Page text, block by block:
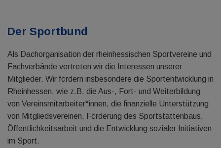
Der Sportbund
Als Dachorganisation der rheinhessischen Sportvereine und
Fachverbände vertreten wir die Interessen unserer
Mitglieder. Wir fördern insbesondere die Sportentwicklung in
Rheinhessen, wie z.B. die Aus-, Fort- und Weiterbildung
von Vereinsmitarbeiter*innen, die finanzielle Unterstützung
von Mitgliedsvereinen, Förderung des Sportstättenbaus,
Öffentlichkeitsarbeit und die Entwicklung sozialer Initiativen
im Sport.